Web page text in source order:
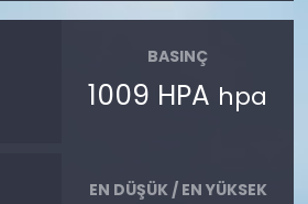
BASINÇ
1009 HPA hpa
EN DÜŞÜK / EN YÜKSEK